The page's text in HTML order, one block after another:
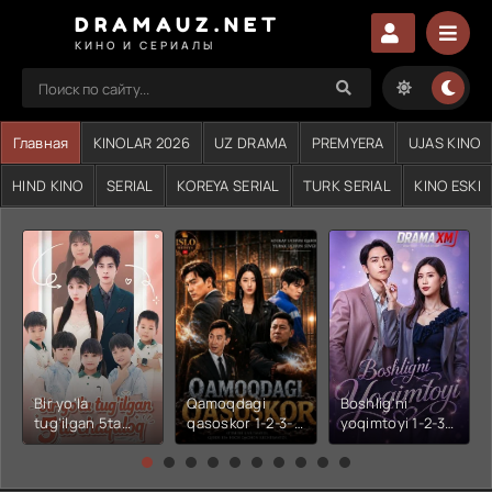
DRAMAUZ.NET
КИНО И СЕРИАЛЫ
Главная KINOLAR 2026 UZ DRAMA PREMYERA UJAS KINO
HIND KINO SERIAL KOREYA SERIAL TURK SERIAL KINO ESKI
Bir yo'la
tug'ilgan 5ta
chaqaloq 1-2-3-
Qamoqdagi
qasoskor 1-2-3-
4-5-6-7-10-20-
30-50-60-70-80-
Boshlig'ni
yoqimtoyi 1-2-3-
4-5-6-7-10-20-
30-50-60-70-80-